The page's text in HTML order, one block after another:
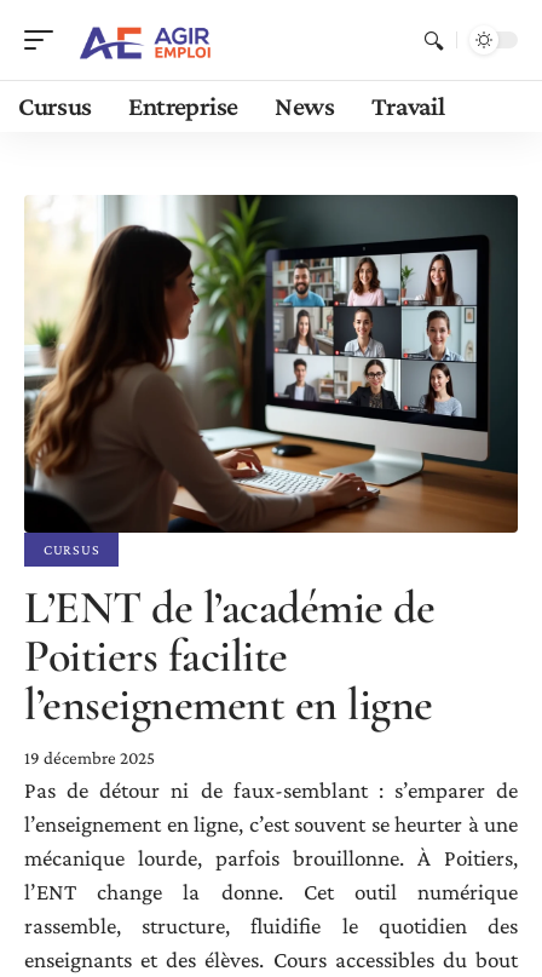
Cursus Entreprise News Travail
CURSUS
L’ENT de l’académie de
Poitiers facilite
l’enseignement en ligne
19 décembre 2025
Pas de détour ni de faux-semblant : s’emparer de
l’enseignement en ligne, c’est souvent se heurter à une
mécanique lourde, parfois brouillonne. À Poitiers,
l’ENT change la donne. Cet outil numérique
rassemble, structure, fluidifie le quotidien des
enseignants et des élèves. Cours accessibles du bout